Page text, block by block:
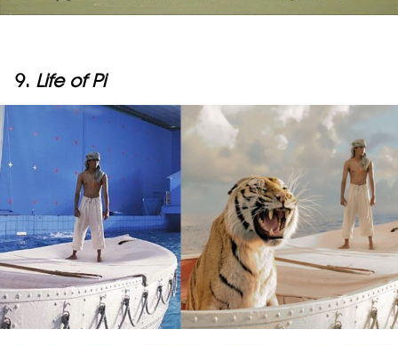
9. Life of Pi